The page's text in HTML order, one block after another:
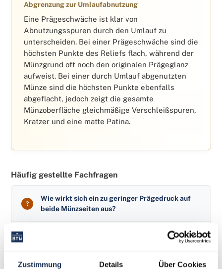
Zustimmung Details Über Cookies
Abgrenzung zur Umlaufabnutzung
Eine Prägeschwäche ist klar von
Abnutzungsspuren durch den Umlauf zu
unterscheiden. Bei einer Prägeschwäche sind die
höchsten Punkte des Reliefs flach, während der
Münzgrund oft noch den originalen Prägeglanz
aufweist. Bei einer durch Umlauf abgenutzten
Münze sind die höchsten Punkte ebenfalls
abgeflacht, jedoch zeigt die gesamte
Münzoberfläche gleichmäßige Verschleißspuren,
Kratzer und eine matte Patina.
Häufig gestellte Fachfragen
Wie wirkt sich ein zu geringer Prägedruck auf
beide Münzseiten aus?
Ein zu geringer Prägedruck manifestiert sich
symmetrisch. Das Metall fließt nicht ausreichend,
um die höchsten Reliefpunkte auf beiden Seiten